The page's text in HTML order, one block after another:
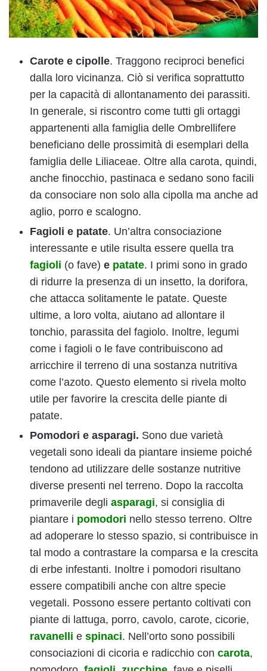
Carote e cipolle. Traggono reciproci benefici
dalla loro vicinanza. Ciò si verifica soprattutto
per la capacità di allontanamento dei parassiti.
In generale, si riscontro come tutti gli ortaggi
appartenenti alla famiglia delle Ombrellifere
beneficiano delle prossimità di esemplari della
famiglia delle Liliaceae. Oltre alla carota, quindi,
anche finocchio, pastinaca e sedano sono facili
da consociare non solo alla cipolla ma anche ad
aglio, porro e scalogno.
Fagioli e patate. Un’altra consociazione
interessante e utile risulta essere quella tra
fagioli (o fave) e patate. I primi sono in grado
di ridurre la presenza di un insetto, la dorifora,
che attacca solitamente le patate. Queste
ultime, a loro volta, aiutano ad allontare il
tonchio, parassita del fagiolo. Inoltre, legumi
come i fagioli o le fave contribuiscono ad
arricchire il terreno di una sostanza nutritiva
come l’azoto. Questo elemento si rivela molto
utile per favorire la crescita delle piante di
patate.
Pomodori e asparagi. Sono due varietà
vegetali sono ideali da piantare insieme poiché
tendono ad utilizzare delle sostanze nutritive
diverse presenti nel terreno. Dopo la raccolta
primaverile degli asparagi, si consiglia di
piantare i pomodori nello stesso terreno. Oltre
ad adoperare lo stesso spazio, si contribuisce in
tal modo a contrastare la comparsa e la crescita
di erbe infestanti. Inoltre i pomodori risultano
essere compatibili anche con altre specie
vegetali. Possono essere pertanto coltivati con
piante di lattuga, porro, cavolo, carote, cicorie,
ravanelli e spinaci. Nell’orto sono possibili
consociazioni di cicoria e radicchio con carota,